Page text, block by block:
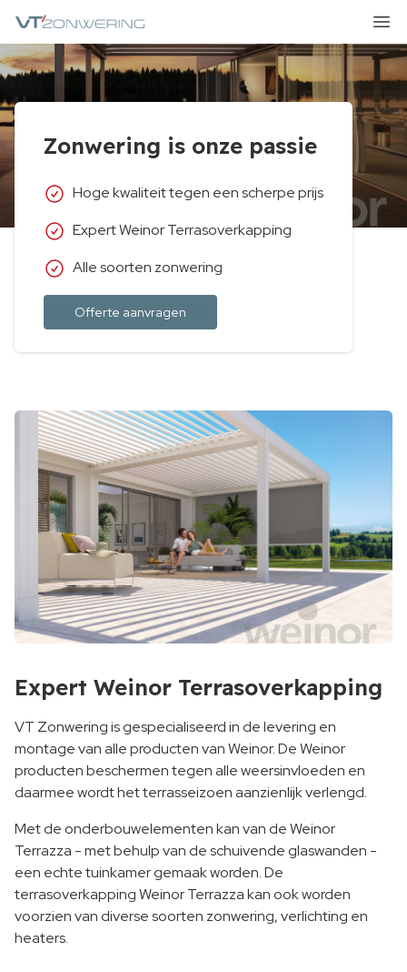
VT Zonwering
Zonwering is onze passie
Hoge kwaliteit tegen een scherpe prijs
Expert Weinor Terrasoverkapping
Alle soorten zonwering
Offerte aanvragen
Expert Weinor Terrasoverkapping
VT Zonwering is gespecialiseerd in de levering en
montage van alle producten van Weinor. De Weinor
producten beschermen tegen alle weersinvloeden en
daarmee wordt het terrasseizoen aanzienlijk verlengd.
Met de onderbouwelementen kan van de Weinor
Terrazza - met behulp van de schuivende glaswanden -
een echte tuinkamer gemaak worden. De
terrasoverkapping Weinor Terrazza kan ook worden
voorzien van diverse soorten zonwering, verlichting en
heaters.